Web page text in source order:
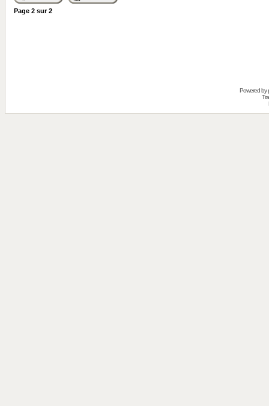
Page 2 sur2
Powered by